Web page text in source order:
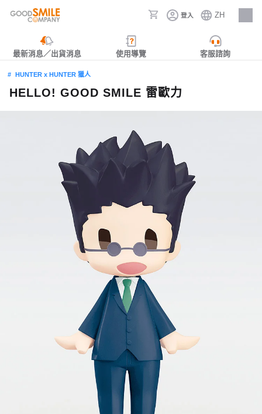
登入 ZH
人才招募
最新消息／出貨消息 使用導覽 客服諮詢
HUNTER x HUNTER 獵人
HELLO! GOOD SMILE 雷歐力